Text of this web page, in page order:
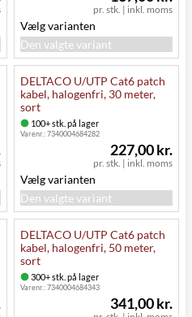
pr. stk. | inkl. moms
Vælg varianten
Den valgte variant
DELTACO U/UTP Cat6 patch
kabel, halogenfri, 30 meter,
sort
100+ stk. på lager
Varenr.:7340004684282
pr. stk. | inkl. moms
227,00 kr.
Vælg varianten
Den valgte variant
DELTACO U/UTP Cat6 patch
kabel, halogenfri, 50 meter,
sort
300+ stk. på lager
Varenr.:7340004684343
341,00 kr.